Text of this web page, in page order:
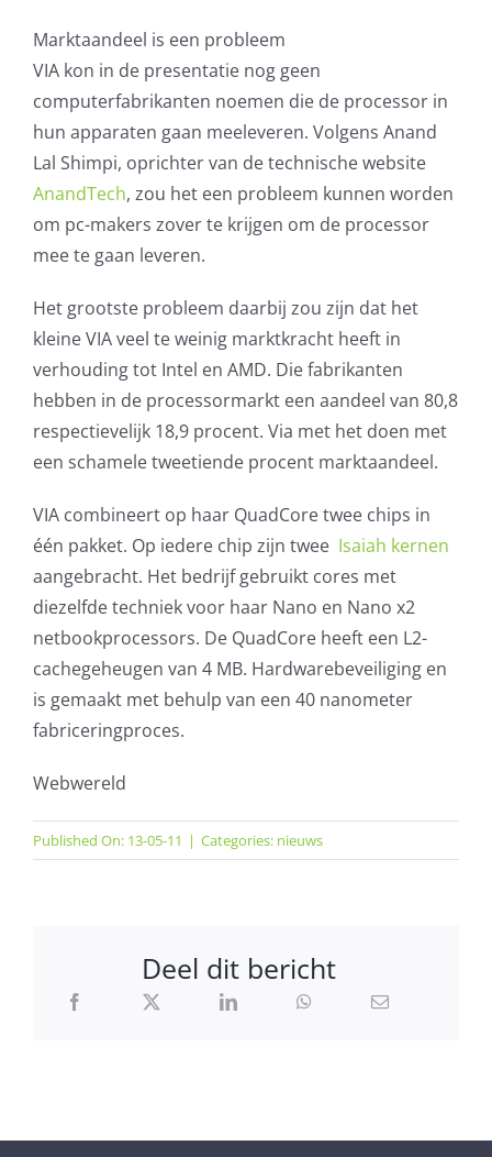
Marktaandeel is een probleem
VIA kon in de presentatie nog geen
computerfabrikanten noemen die de processor in
hun apparaten gaan meeleveren. Volgens Anand
Lal Shimpi, oprichter van de technische website
AnandTech, zou het een probleem kunnen worden
om pc-makers zover te krijgen om de processor
mee te gaan leveren.
Het grootste probleem daarbij zou zijn dat het
kleine VIA veel te weinig marktkracht heeft in
verhouding tot Intel en AMD. Die fabrikanten
hebben in de processormarkt een aandeel van 80,8
respectievelijk 18,9 procent. Via met het doen met
een schamele tweetiende procent marktaandeel.
VIA combineert op haar QuadCore twee chips in
één pakket. Op iedere chip zijn twee Isaiah kernen
aangebracht. Het bedrijf gebruikt cores met
diezelfde techniek voor haar Nano en Nano x2
netbookprocessors. De QuadCore heeft een L2-
cachegeheugen van 4 MB. Hardwarebeveiliging en
is gemaakt met behulp van een 40 nanometer
fabriceringproces.
Webwereld
Published On: 13-05-11 | Categories: nieuws
Deel dit bericht